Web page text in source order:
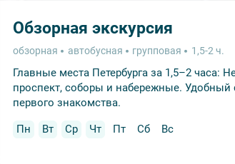
Обзорная экскурсия
обзорная автобусная групповая 1,5-2 ч.
Главные места Петербурга за 1,5–2 часа:
проспект, соборы и набережные. Удобный
первого знакомства.
Пн Вт Ср Чт Пт Сб Вс